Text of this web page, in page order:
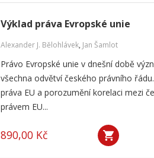
Výklad práva Evropské unie
Alexander J. Bělohlávek, Jan Šamlot
Právo Evropské unie v dnešní době
všechna odvětví českého právního
práva EU a porozumění korelaci mezi
právem EU...
890,00 Kč